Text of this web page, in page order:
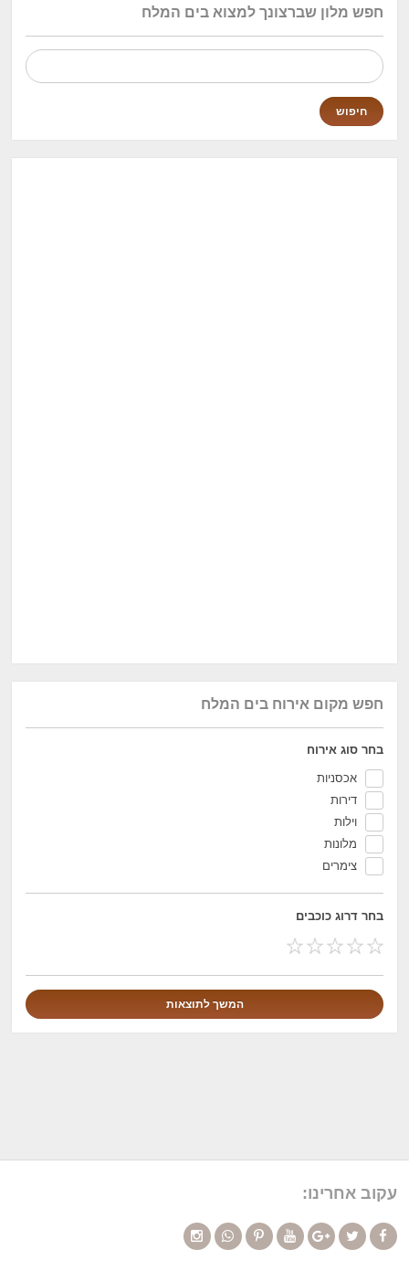
חפש מלון שברצונך למצוא בים המלח
חיפוש:
חפש מקום אירוח בים המלח
בחר סוג אירוח
אכסניות
דירות
וילות
מלונות
צימרים
בחר דרוג כוכבים
עקוב אחרינו: